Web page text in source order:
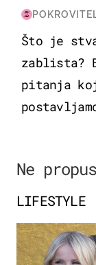
Što je
zablista?
pitanja
Ne
LIFESTYLE